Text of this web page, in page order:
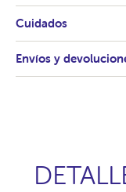
Cuidados
Envíos y